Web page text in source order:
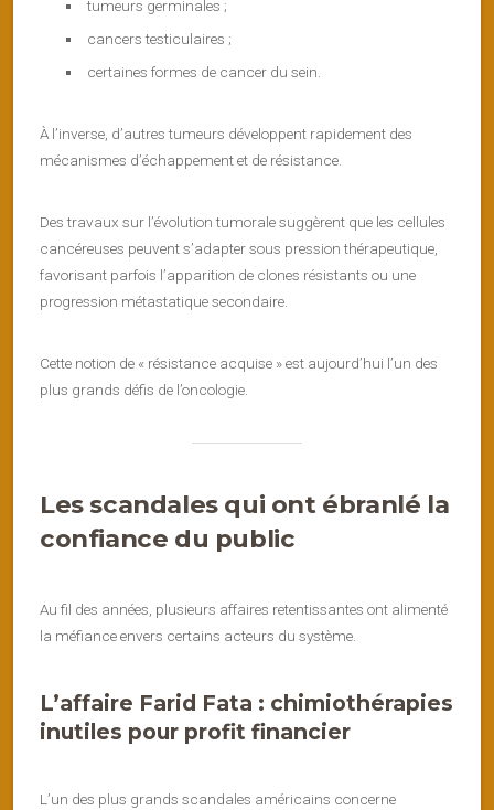
tumeurs germinales ;
cancers testiculaires ;
certaines formes de cancer du sein.
À l’inverse, d’autres tumeurs développent rapidement des
mécanismes d’échappement et de résistance.
Des travaux sur l’évolution tumorale suggèrent que les cellules
cancéreuses peuvent s’adapter sous pression thérapeutique,
favorisant parfois l’apparition de clones résistants ou une
progression métastatique secondaire.
Cette notion de « résistance acquise » est aujourd’hui l’un des
plus grands défis de l’oncologie.
Les scandales qui ont ébranlé la
confiance du public
Au fil des années, plusieurs affaires retentissantes ont alimenté
la méfiance envers certains acteurs du système.
L’affaire Farid Fata : chimiothérapies
inutiles pour profit financier
L’un des plus grands scandales américains concerne